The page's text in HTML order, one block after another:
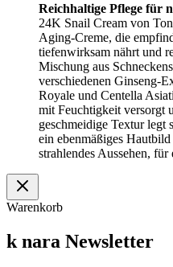
Reichhaltige Pflege für
24K Snail Cream von
Aging-Creme, die
tiefenwirksam nährt und
Mischung aus
verschiedenen Ginseng-
Royale und Centella
mit Feuchtigkeit versorgt
geschmeidige Textur legt
ein ebenmäßiges
strahlendes Aussehen,
Warenkorb
k nara Newsletter